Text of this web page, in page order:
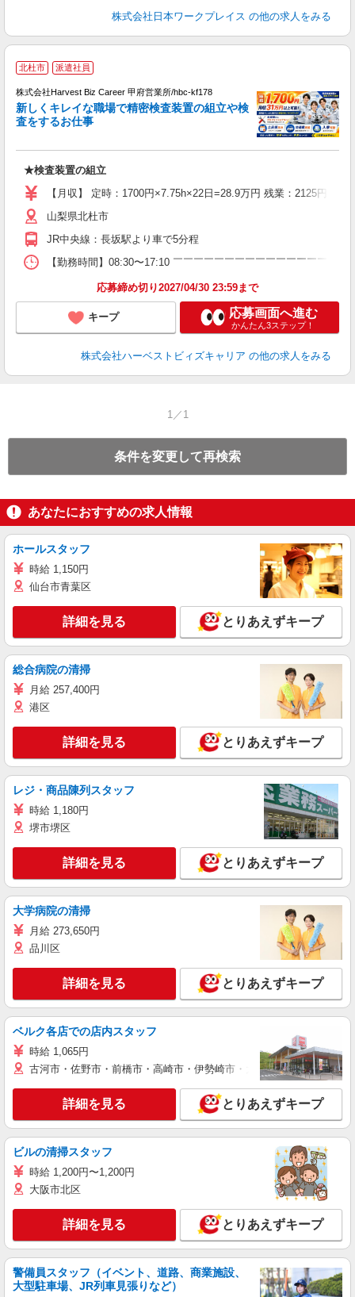
株式会社日本ワークプレイス の他の求人をみる
北杜市 派遣社員
株式会社Harvest Biz Career 甲府営業所/hbc-kf178
新しくキレイな職場で精密検査装置の組立や検
査をするお仕事
★検査装置の組立
【月収】 定時：1700円×7.75h×22日=28.9万円 残業：2125円
山梨県北杜市
JR中央線：長坂駅より車で5分程
【勤務時間】08:30〜17:10 ￣￣￣￣￣￣￣￣￣￣￣￣￣￣￣￣
応募締め切り2027/04/30 23:59まで
キープ 応募画面へ進む
かんたん3ステップ！
株式会社ハーベストビィズキャリア の他の求人をみる
1／1
条件を変更して再検索
あなたにおすすめの求人情報
ホールスタッフ
時給 1,150円
仙台市青葉区
詳細を見る とりあえずキープ
総合病院の清掃
月給 257,400円
港区
詳細を見る とりあえずキープ
レジ・商品陳列スタッフ
時給 1,180円
堺市堺区
詳細を見る とりあえずキープ
大学病院の清掃
月給 273,650円
品川区
詳細を見る とりあえずキープ
ベルク各店での店内スタッフ
時給 1,065円
古河市・佐野市・前橋市・高崎市・伊勢崎市・太田市・館林市・藤
詳細を見る とりあえずキープ
ビルの清掃スタッフ
時給 1,200円〜1,200円
大阪市北区
詳細を見る とりあえずキープ
警備員スタッフ（イベント、道路、商業施設、
大型駐車場、JR列車見張りなど）